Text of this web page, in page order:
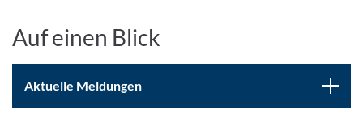
Auf einen Blick
Aktuelle Meldungen